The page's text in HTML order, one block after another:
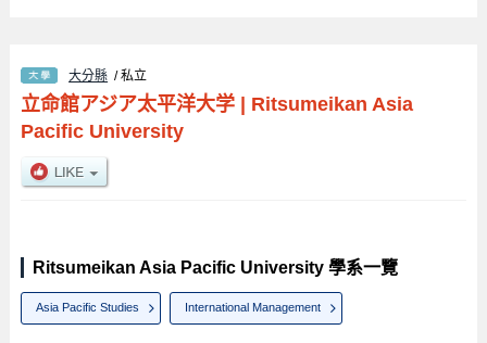
大分縣 / 私立
立命館アジア太平洋大学| Ritsumeikan Asia
Pacific University
Ritsumeikan Asia Pacific University 學系一覽
Asia Pacific Studies International Management